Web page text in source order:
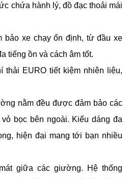
chứa hành lý, đồ đạc thoải mái
bảo xe chạy ổn định, từ đầu xe
tiếng ồn và cách âm tốt.
thải EURO tiết kiệm nhiên liệu,
nằm đều được đảm bảo các
bọc bên ngoài. Kiểu dáng đa
hiện đại mang tới bạn nhiều
giữa các giường. Hệ thống